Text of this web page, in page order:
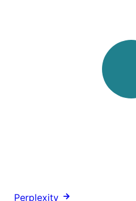
Perplexity